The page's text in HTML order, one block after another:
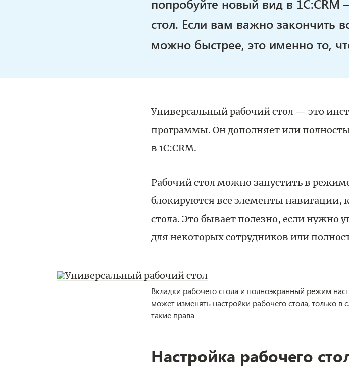
попробуйте новый вид в
стол. Если вам важно закончить
можно быстрее, это именно то,
Универсальный рабочий стол — это
программы. Он дополняет или
в 1C:CRM.
Рабочий стол можно запустить в
блокируются все элементы навигации,
стола. Это бывает полезно, если нужно
для некоторых сотрудников или
Вкладки рабочего стола и полноэкранный режим
может изменять настройки рабочего стола, только в
такие права
Настройка рабочего